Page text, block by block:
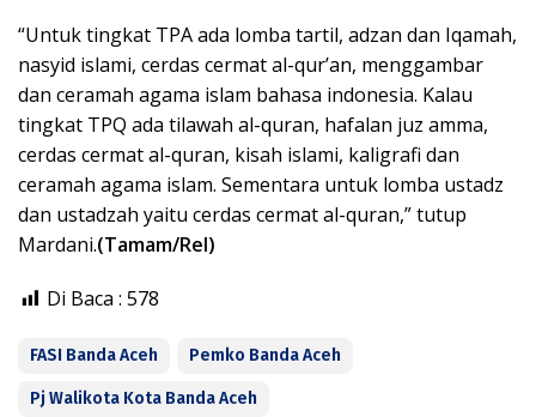
“Untuk tingkat TPA ada lomba tartil, adzan dan Iqamah,
nasyid islami, cerdas cermat al-qur’an, menggambar
dan ceramah agama islam bahasa indonesia. Kalau
tingkat TPQ ada tilawah al-quran, hafalan juz amma,
cerdas cermat al-quran, kisah islami, kaligrafi dan
ceramah agama islam. Sementara untuk lomba ustadz
dan ustadzah yaitu cerdas cermat al-quran,” tutup
Mardani.(Tamam/Rel)
Di Baca : 578
FASI Banda Aceh Pemko Banda Aceh
Pj Walikota Kota Banda Aceh